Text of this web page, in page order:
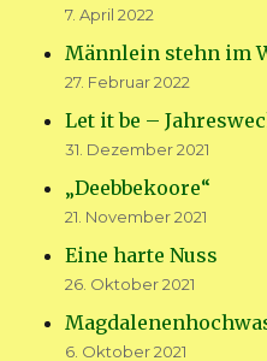
7. April 2022
Männlein stehn im
27. Februar 2022
Let it be –
31. Dezember 2021
„Deebbekoore“
21. November 2021
Eine harte Nuss
26. Oktober 2021
6. Oktober 2021